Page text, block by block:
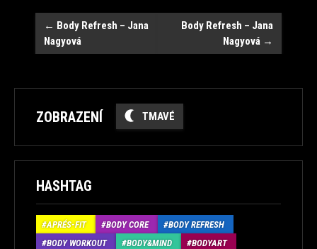
Navigace
← Body Refresh – Jana
Nagyová
Body Refresh – Jana
Nagyová →
ZOBRAZENÍ TMAVÉ
HASHTAG
APRÉS-FIT BODY CORE
BODY REFRESH
BODY WORKOUT
BODY&MIND
BODYART